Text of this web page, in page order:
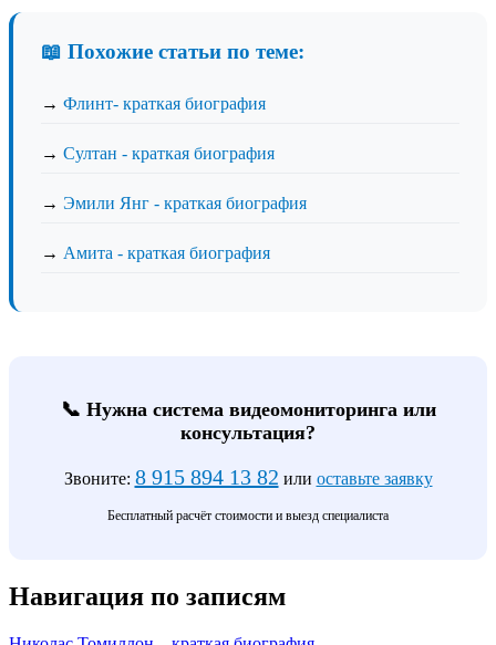
📖 Похожие статьи по теме:
→ Флинт- краткая биография
→ Султан - краткая биография
→ Эмили Янг - краткая биография
→ Амита - краткая биография
📞 Нужна система видеомониторинга или
консультация?
Звоните: 8 915 894 13 82 или оставьте заявку
Бесплатный расчёт стоимости и выезд специалиста
Навигация по записям